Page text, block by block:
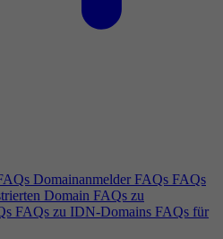
Domainanmelder FAQs FAQs
Domain FAQs zu
FAQs zu IDN-Domains FAQs für